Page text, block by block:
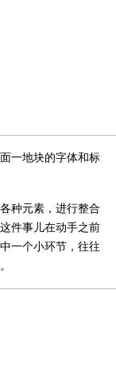
一地块的字体和标
种元素，进行整合
件事儿在动手之前
一个小环节，往往